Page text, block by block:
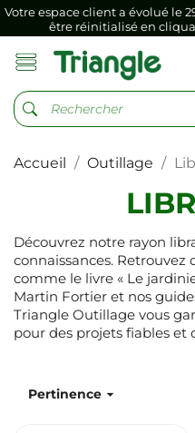
Votre espace client a évolué le
être réinitialisé en
Si vous aviez mémorisé votre
navigateur internet, il doit être
Votre espace client a évolué le
être réinitialisé en
Si vous aviez mémorisé votre
vers votre
Accueil Outillage
Découvrez notre rayon
connaissances.
comme le livre « Le
Martin Fortier et nos
Triangle Outillage vous
pour des projets fiables et
Pertinence 